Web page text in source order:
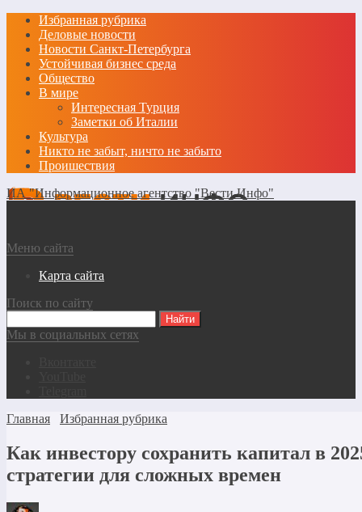
Избранная рубрика
Деловые новости
Новости Санкт-Петербурга
Устойчивая бизнес среда
Общество
В мире
Интересная Турция
Заметки об Италии
Культура
Никто не забыт, ничто не забыто
Проишествия
ИА "Информационное агентство "Вести Инфо"
Меню сайта
Карта сайта
Поиск по сайту
Мы в социальных сетях
Главная
Избранная рубрика
Как инвестору сохранить капитал в
стратегии для сложных времен